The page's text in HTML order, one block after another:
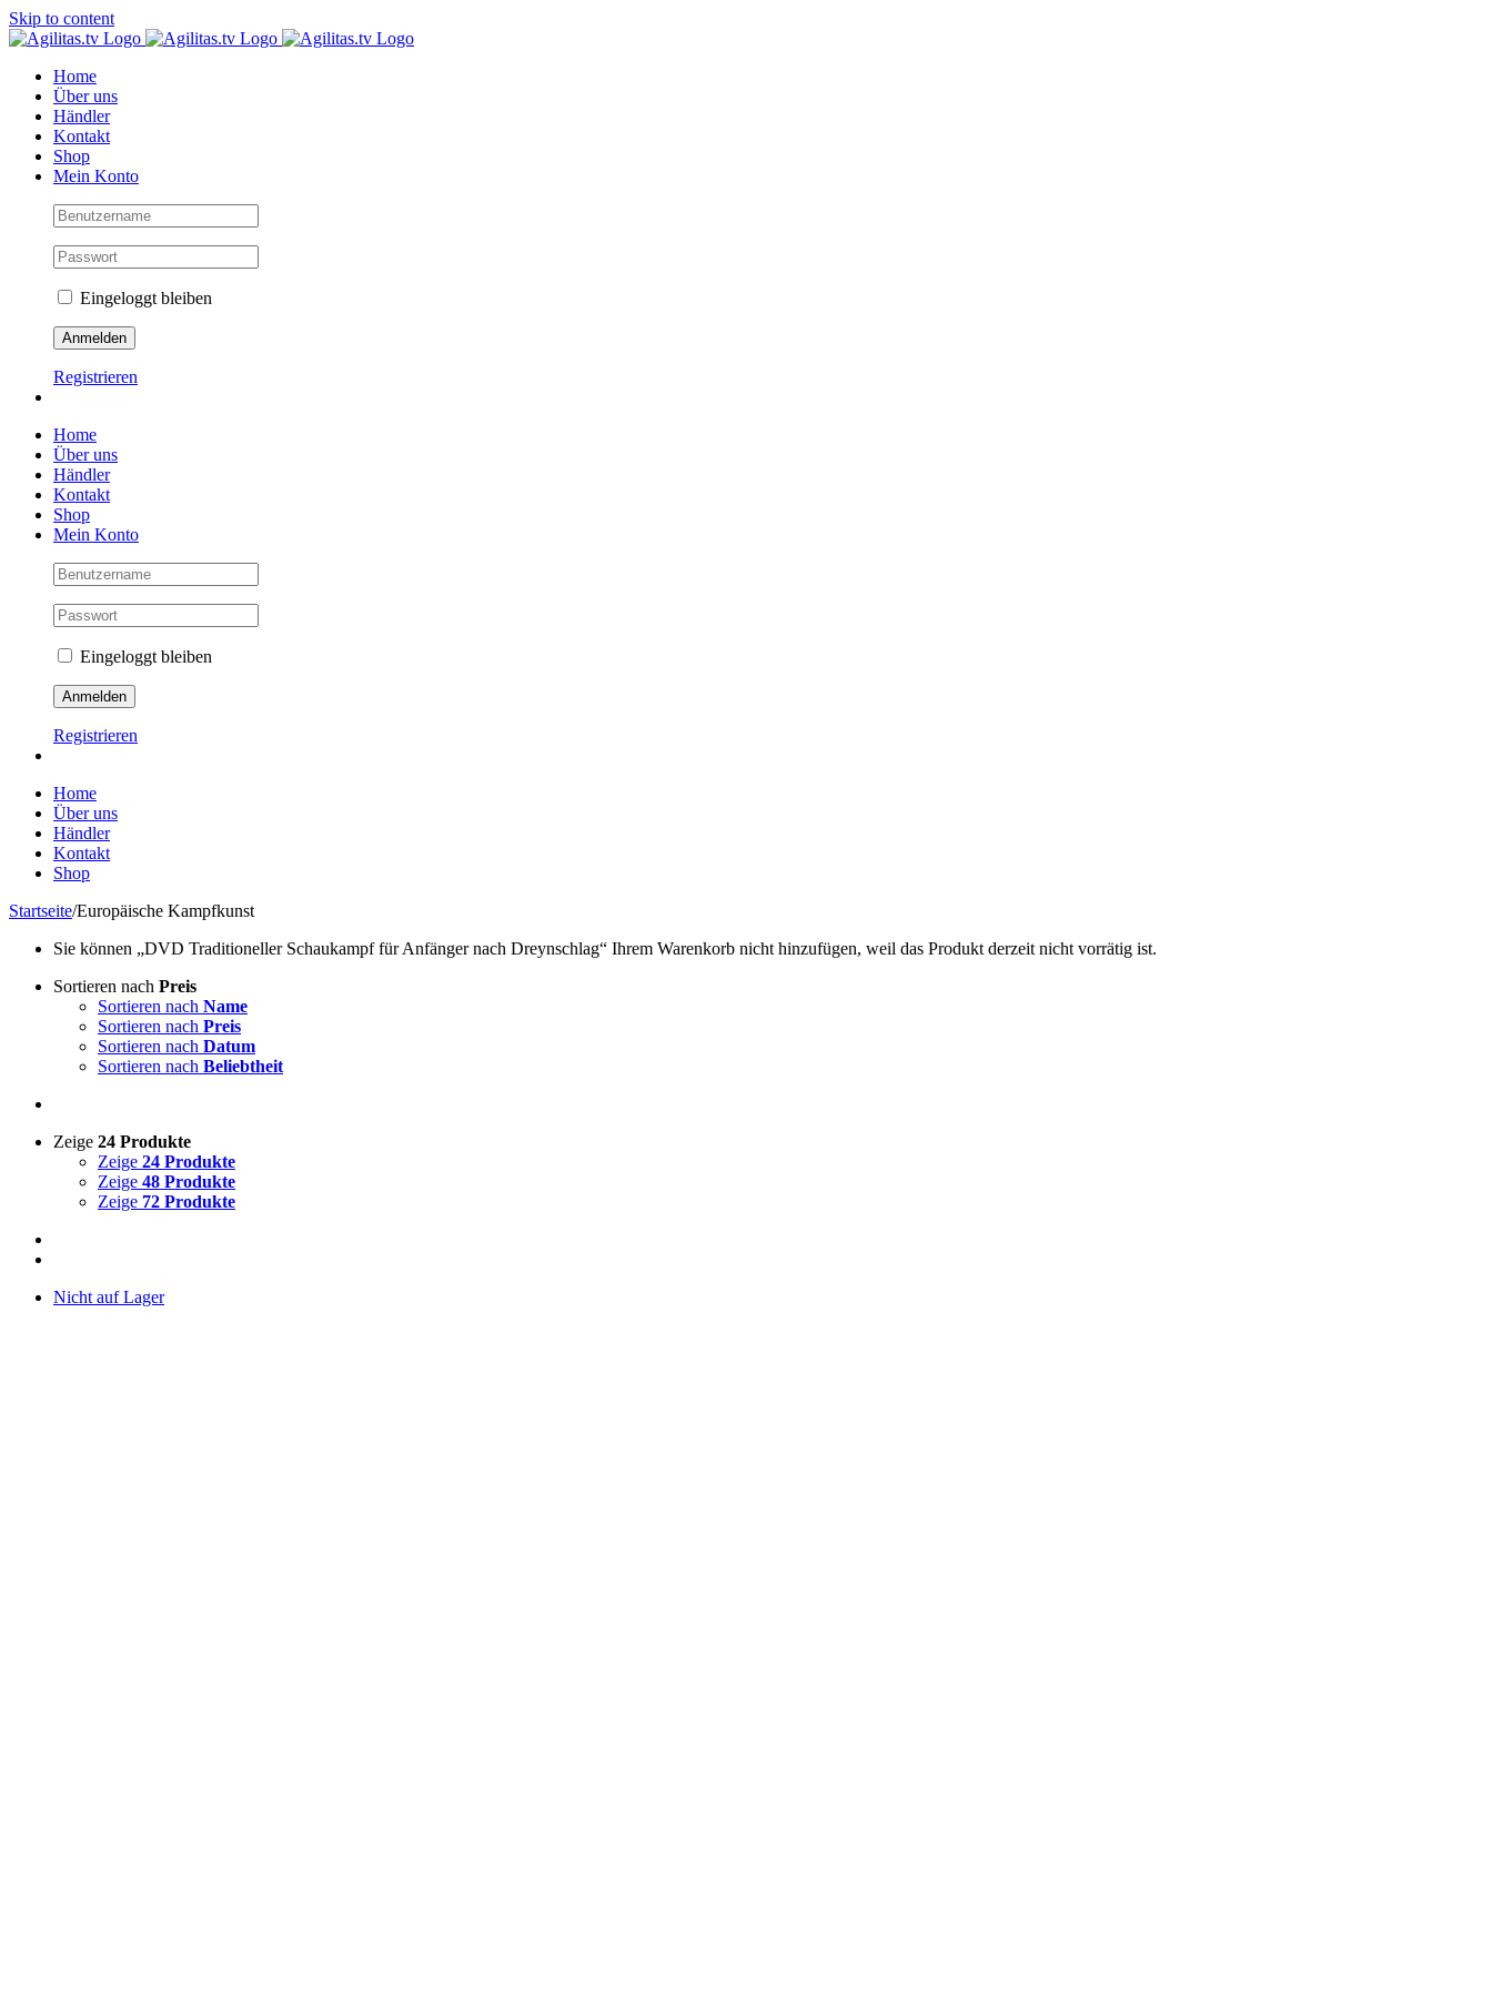
Skip to content
Home
Über uns
Händler
Kontakt
Shop
Mein Konto
Eingeloggt bleiben
Registrieren
Home
Über uns
Händler
Kontakt
Shop
Mein Konto
Eingeloggt bleiben
Registrieren
Home
Über uns
Händler
Kontakt
Shop
Startseite/Europäische Kampfkunst
Sie können „DVD Traditioneller Schaukampf für Anfänger nach Dreynschlag“ Ihrem Warenkorb nicht hinzufügen, weil das Produkt derzeit nicht vorrätig ist.
Sortieren nach Preis
Sortieren nach Name
Sortieren nach Preis
Sortieren nach Datum
Sortieren nach Beliebtheit
Zeige 24 Produkte
Zeige 24 Produkte
Zeige 48 Produkte
Zeige 72 Produkte
Nicht auf Lager